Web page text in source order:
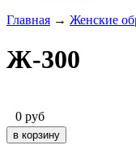
Главная → Женские
Ж-300
0 руб